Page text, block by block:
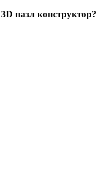
пазл конструктор?